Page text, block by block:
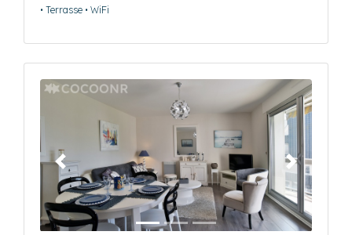
• Terrasse • WiFi
Précédent Suivant